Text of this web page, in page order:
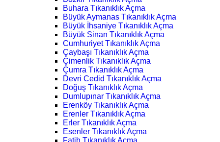
Buhara Tıkanıklık Açma
Büyük Aymanas Tıkanıklık Açma
Büyük İhsaniye Tıkanıklık Açma
Büyük Sinan Tıkanıklık Açma
Cumhuriyet Tıkanıklık Açma
Çaybaşı Tıkanıklık Açma
Çimenlik Tıkanıklık Açma
Çumra Tıkanıklık Açma
Devri Cedid Tıkanıklık Açma
Doğuş Tıkanıklık Açma
Dumlupınar Tıkanıklık Açma
Erenköy Tıkanıklık Açma
Erenler Tıkanıklık Açma
Erler Tıkanıklık Açma
Esenler Tıkanıklık Açma